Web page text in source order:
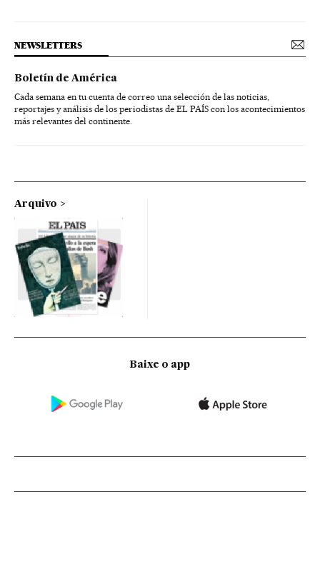
NEWSLETTERS
Boletín de América
Cada semana en tu cuenta de correo una selección de las noticias,
reportajes y análisis de los periodistas de EL PAÍS con los acontecimientos
más relevantes del continente.
Arquivo
Baixe o app